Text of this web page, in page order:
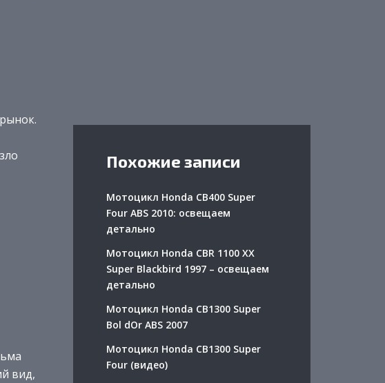
вид,
Похожие записи
Мотоцикл Honda CB400 Super
Four ABS 2010: освещаем
детально
Мотоцикл Honda CBR 1100 XX
Super Blackbird 1997 – освещаем
детально
Мотоцикл Honda CB1300 Super
Bol dOr ABS 2007
Мотоцикл Honda CB1300 Super
Four (видео)